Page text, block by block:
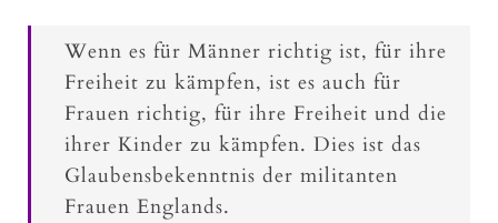
Wenn es für Männer richtig ist, für ihre
Freiheit zu kämpfen, ist es auch für
Frauen richtig, für ihre Freiheit und die
ihrer Kinder zu kämpfen. Dies ist das
Glaubensbekenntnis der militanten
Frauen Englands.